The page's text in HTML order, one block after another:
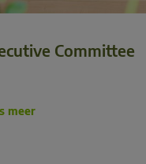
Committee
meer